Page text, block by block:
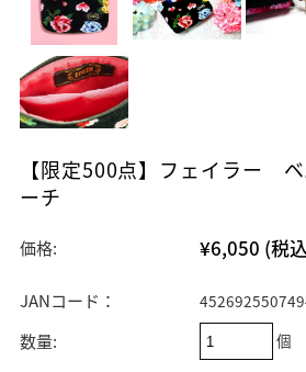
【限定500点】フェイラー
ーチ
価格: ¥6,050 (税
JANコード：
数量: 個